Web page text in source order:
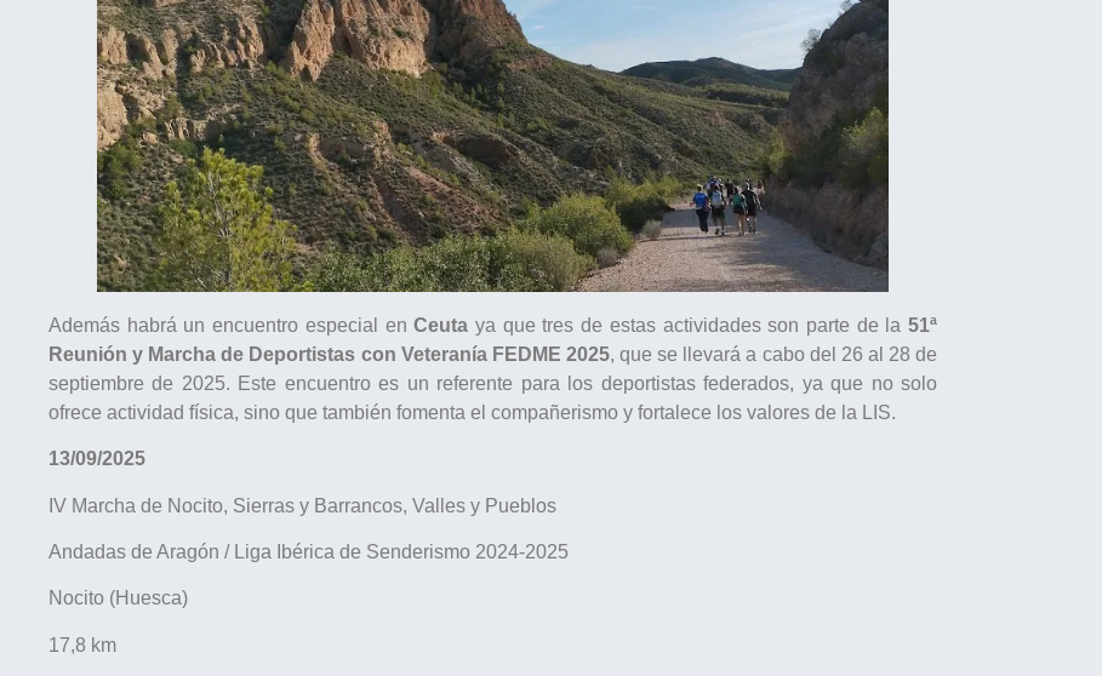
Además habrá un encuentro especial enCeuta ya que tres de estas actividades son parte de la51ª
Reunión y Marcha de Deportistas con Veteranía FEDME 2025, que se llevará a cabo del 26 al 28 de
septiembre de 2025. Este encuentro es un referente para los deportistas federados, ya que no solo
ofrece actividad física, sino que también fomenta el compañerismo y fortalece los valores de la LIS.
13/09/2025
IV Marcha de Nocito, Sierras y Barrancos, Valles y Pueblos
Andadas de Aragón / Liga Ibérica de Senderismo 2024-2025
Nocito (Huesca)
17,8 km